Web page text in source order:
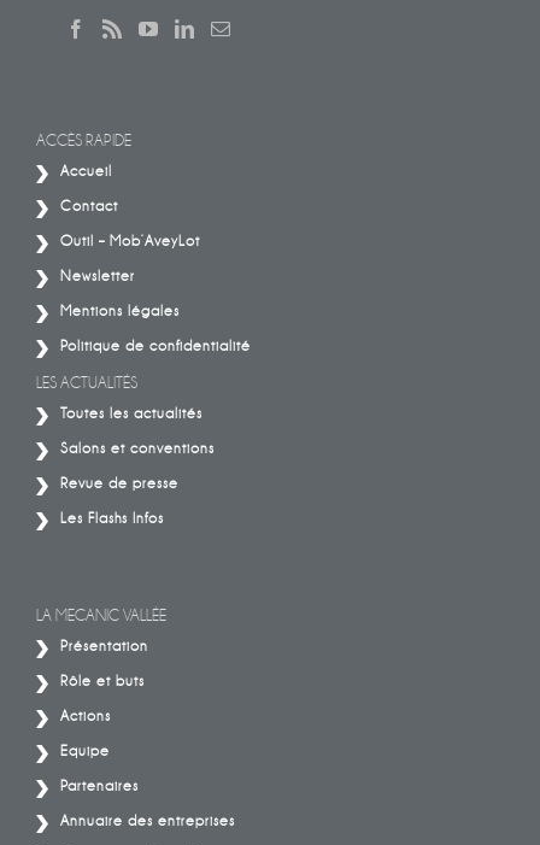
ACCÈS RAPIDE
Accueil
Contact
Outil – Mob’AveyLot
Newsletter
Mentions légales
Politique de confidentialité
LES ACTUALITÉS
Toutes les actualités
Salons et conventions
Revue de presse
Les Flashs Infos
LA MECANIC VALLÉE
Présentation
Rôle et buts
Actions
Equipe
Partenaires
Annuaire des entreprises